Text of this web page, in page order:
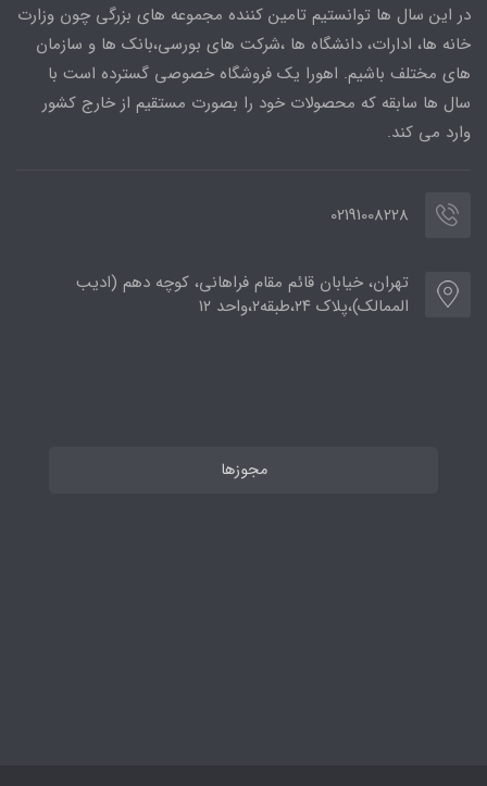
در این سال ها توانستیم تامین کننده مجموعه های بزرگی چون وزارت
خانه ها، ادارات، دانشگاه ها ،شرکت های بورسی،بانک ها و سازمان
های مختلف باشیم. اهورا یک فروشگاه خصوصی گسترده است با
سال ها سابقه که محصولات خود را بصورت مستقیم از خارج کشور
وارد می کند.
02191008228
تهران، خیابان قائم مقام فراهانی، کوچه دهم (ادیب
الممالک)،پلاک ۲۴،طبقه۲،واحد ۱۲
مجوزها